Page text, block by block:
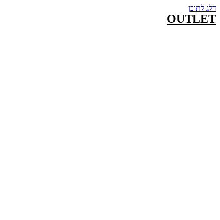
דלג לתוכן
OUTLET